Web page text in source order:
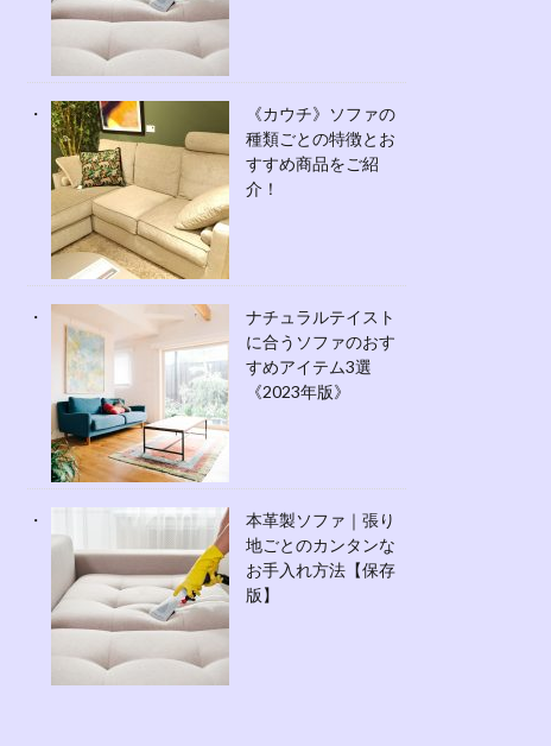
《カウチ》ソファの
種類ごとの特徴とお
すすめ商品をご紹
介！
ナチュラルテイスト
に合うソファのおす
すめアイテム3選
《2023年版》
本革製ソファ｜張り
地ごとのカンタンな
お手入れ方法【保存
版】